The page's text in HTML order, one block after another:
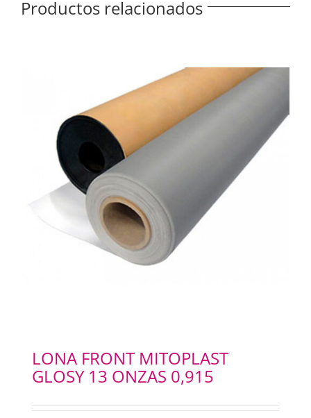
Productos relacionados
LONA FRONT MITOPLAST
GLOSY 13 ONZAS 0,915